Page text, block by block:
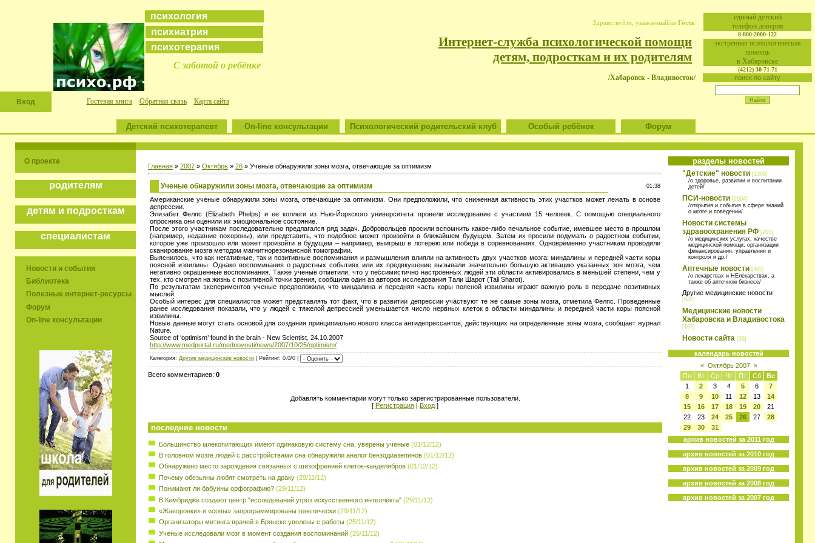
eдиный детский
телефон доверия
8-800-2000-122
экстренная психологическая
помощь
в Хабаровске
(4212) 30-71-71
поиск по сайту
психология
психиатрия
психотерапия
С заботой о ребёнке
Здравствуйте, уважаемый/ая Гость
Интернет-служба психологической помощи
детям, подросткам и их родителям
/Хабаровск - Владивосток/
Вход Гостевая книга Обратная связь Карта сайта
Детский психотерапевт On-line консультации Психологический родительский клуб Особый ребёнок Форум
О проекте
родителям
детям и подросткам
специалистам
Новости и события
Библиотека
Полезные интернет-ресурсы
Форум
On-line консультации
Главная » 2007 » Октябрь » 26 » Ученые обнаружили зоны мозга, отвечающие за оптимизм
Ученые обнаружили зоны мозга, отвечающие за оптимизм 01:38
Американские ученые обнаружили зоны мозга, отвечающие за оптимизм. Они предположили, что сниженная активность этих участков может лежать в основе
депрессии.
Элизабет Фелпс (Elizabeth Phelps) и ее коллеги из Нью-Йоркского университета провели исследование с участием 15 человек. С помощью специального
опросника они оценили их эмоциональное состояние.
После этого участникам последовательно предлагался ряд задач. Добровольцев просили вспомнить какое-либо печальное событие, имевшее место в прошлом
(например, недавние похороны), или представить, что подобное может произойти в ближайшем будущем. Затем их просили подумать о радостном событии,
которое уже произошло или может произойти в будущем – например, выигрыш в лотерею или победа в соревнованиях. Одновременно участникам проводили
сканирование мозга методом магнитнорезонансной томографии.
Выяснилось, что как негативные, так и позитивные воспоминания и размышления влияли на активность двух участков мозга: миндалины и передней части коры
поясной извилины. Однако воспоминания о радостных событиях или их предвкушение вызывали значительно большую активацию указанных зон мозга, чем
негативно окрашенные воспоминания. Также ученые отметили, что у пессимистично настроенных людей эти области активировались в меньшей степени, чем у
тех, кто смотрел на жизнь с позитивной точки зрения, сообщила один аз авторов исследования Тали Шарот (Tali Sharot).
По результатам экспериментов ученые предположили, что миндалина и передняя часть коры поясной извилины играют важную роль в передаче позитивных
мыслей.
Особый интерес для специалистов может представлять тот факт, что в развитии депрессии участвуют те же самые зоны мозга, отметила Фелпс. Проведенные
ранее исследования показали, что у людей с тяжелой депрессией уменьшается число нервных клеток в области миндалины и передней части коры поясной
извилины.
Новые данные могут стать основой для создания принципиально нового класса антидепрессантов, действующих на определенные зоны мозга, сообщает журнал
Nature.
Source of ‘optimism’ found in the brain - New Scientist, 24.10.2007
http://www.medportal.ru/mednovosti/news/2007/10/25/optimism/
Категория: Другие медицинские новости | Рейтинг: 0.0/0 |
Всего комментариев: 0
Добавлять комментарии могут только зарегистрированные пользователи.
[ Регистрация | Вход ]
последние новости
Большинство млекопитающих имеют одинаковую систему сна, уверены ученые (01/12/12)
В головном мозге людей с расстройствами сна обнаружили аналог бензодиазепинов (01/12/12)
Обнаружено место зарождения связанных с шизофренией клеток-канделябров (01/12/12)
Почему обезьяны любят смотреть на драку (29/11/12)
Понимают ли бабуины орфографию? (29/11/12)
В Кембридже создают центр "исследований угроз искусственного интеллекта" (29/11/12)
«Жаворонки» и «совы» запрограммированы генетически (29/11/12)
Организаторы митинга врачей в Брянске уволены с работы (25/11/12)
Ученые исследовали мозг в момент создания воспоминаний (25/11/12)
разделы новостей
"Детские" новости [1309]
/о здоровье, развитии и воспитании
детей/
ПСИ-новости [2004]
/открытия и события в сфере знаний
о мозге и поведении/
Новости системы
здравоохранения РФ [205]
/о медицинских услугах, качестве
медицинской помощи, организации
финансирования, управления и
контроля и др./
Аптечные новости [465]
/о лекарствах и НЕлекарствах, а
также об аптечном бизнесе/
Другие медицинские новости
[640]
Медицинские новости
Хабаровска и Владивостока
[103]
Новости сайта [39]
календарь новостей
« Октябрь 2007 »
Пн
Вт Ср Чт Пт Сб
Вс
1
2 3 4 5 6
7
8
9 10 11 12 13
14
15
16 17 18 19 20
21
22
23 24 25 26 27
28
29
30
31
архив новостей за 2011 год
архив новостей за 2010 год
архив новостей за 2009 год
архив новостей за 2008 год
архив новостей за 2007 год